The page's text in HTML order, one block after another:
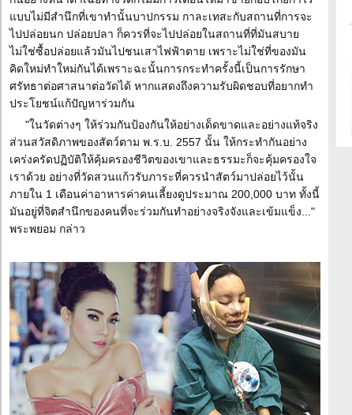
แบบไม่มีสำนึกที่เขาทำนั้นบาปกรรม กาละเทสะกับสถานที่การจะ
ไปปล่อยนก ปล่อยปลา ก็ควรที่จะไปปล่อยในสถานที่ที่มันสบาย
ไม่ใช่ซื้อปล่อยแล้วมันไปชนเสาไฟฟ้าตาย เพราะไม่ใช่ที่ของมัน
คิดใหม่ทำใหม่กันได้เพราะฉะนั้นการกระทำครั้งนี้เป็นการรักษา
ศรัทธาต่อศาสนาต่อวัดได้ หากแสดงถึงความรับผิดชอบที่อยากทำ
ประโยชน์แก้ปัญหาร่วมกัน
"ในวัดต่างๆ ให้ร่วมกันป้องกันให้อย่างเด็ดขาดและอย่างแท้จริง
ส่วนสวัสดิภาพของสัตว์ตาม พ.ร.บ. 2557 นั้น ให้กระทำกันอย่าง
เคร่งครัดปฏิบัติให้คุ้มครองชีวิตของเขาและธรรมะก็จะคุ้มครองใจ
เราด้วย อย่างที่วัดสวนแก้วรับภาระที่ควรนำสัตว์มาปล่อยไว้นั้น
ภายใน 1 เดือนค่าอาหารค่าคนเลี้ยงดูประมาณ 200,000 บาท ทั้งนี้
มันอยู่ที่จิตสำนึกของคนที่จะร่วมกันทำอย่างจริงจังและเข้มแข็ง..."
พระพยอม กล่าว